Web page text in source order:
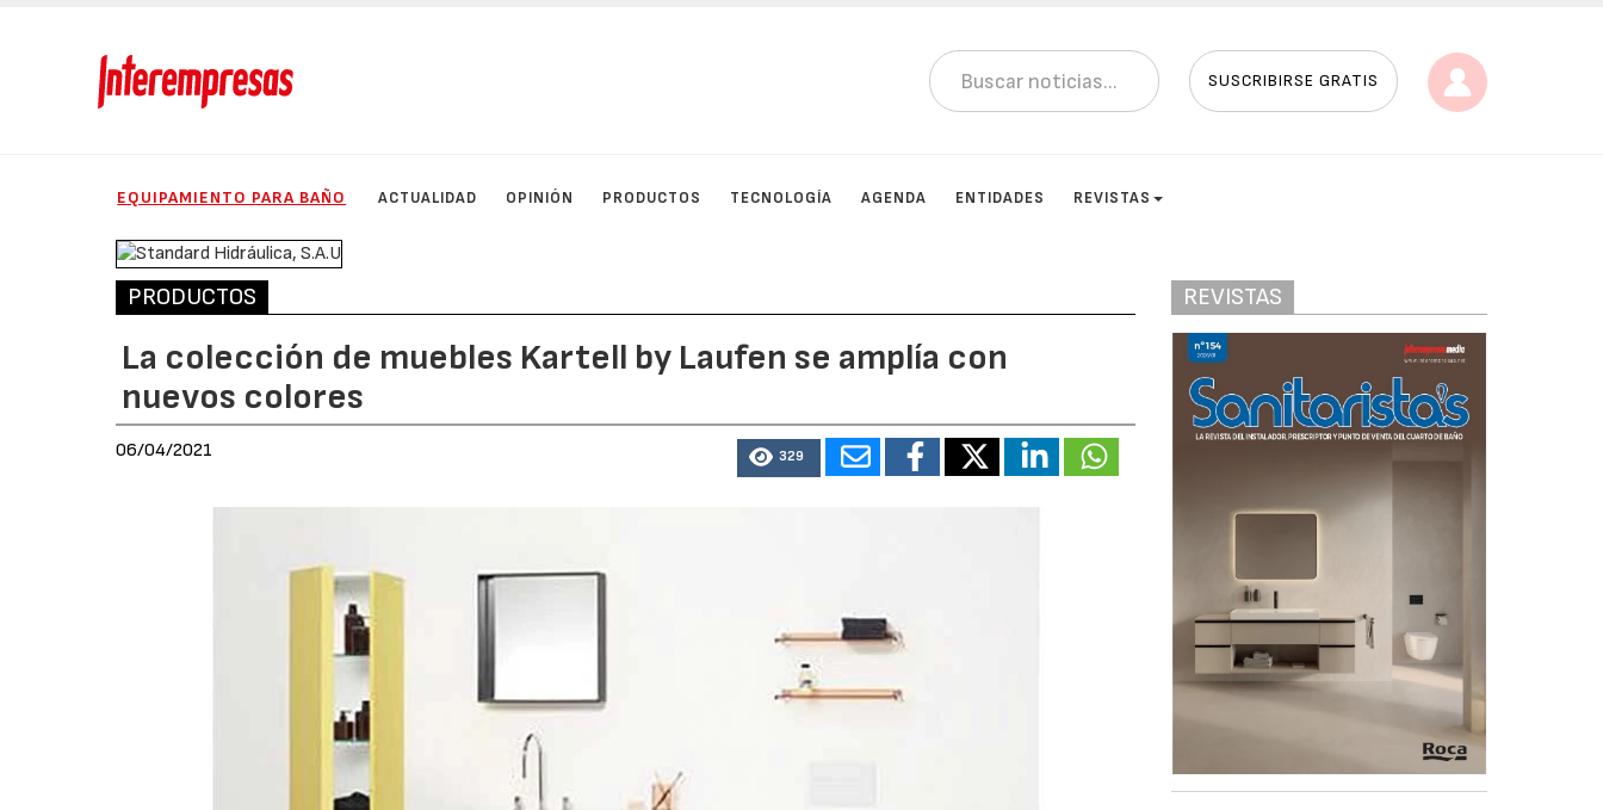
SUSCRIBIRSE GRATIS
EQUIPAMIENTO PARA BAÑO ACTUALIDAD OPINIÓN PRODUCTOS TECNOLOGÍA AGENDA ENTIDADES REVISTAS
PRODUCTOS
La colección de muebles Kartell by Laufen se amplía con
nuevos colores
06/04/2021 329
REVISTAS